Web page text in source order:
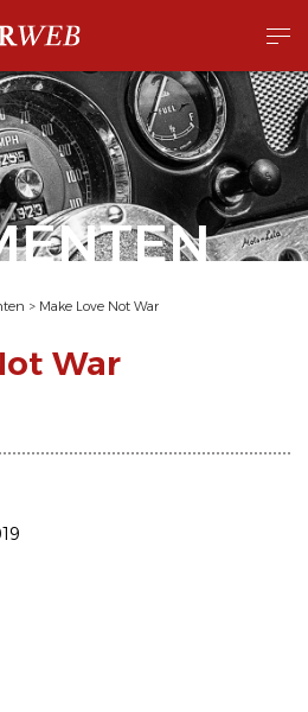
> Make Love Not War
War